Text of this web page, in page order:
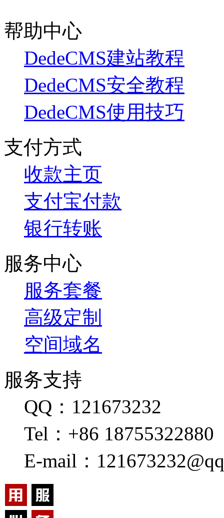
帮助中心
DedeCMS建站教程
DedeCMS安全教程
DedeCMS使用技巧
支付方式
收款主页
支付宝付款
银行转账
服务中心
服务套餐
高级定制
空间域名
服务支持
QQ：121673232
Tel：+86 18755322880
E-mail：